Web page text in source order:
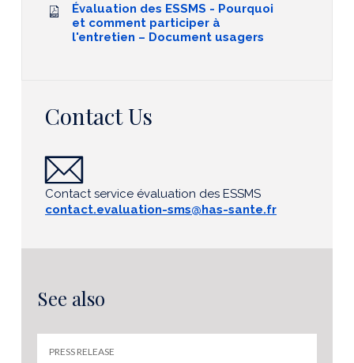
Évaluation des ESSMS - Pourquoi
et comment participer à
l'entretien – Document usagers
Contact Us
Contact service évaluation des ESSMS
contact.evaluation-sms@has-sante.fr
See also
PRESS RELEASE